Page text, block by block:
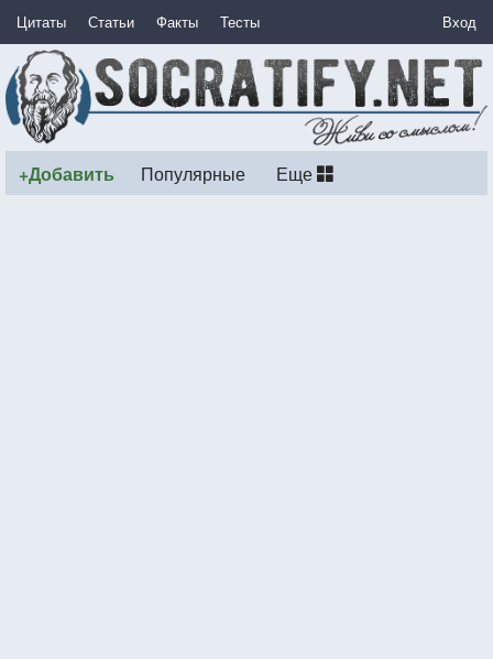
Цитаты Статьи Факты Тесты Вход
+Добавить Популярные Еще